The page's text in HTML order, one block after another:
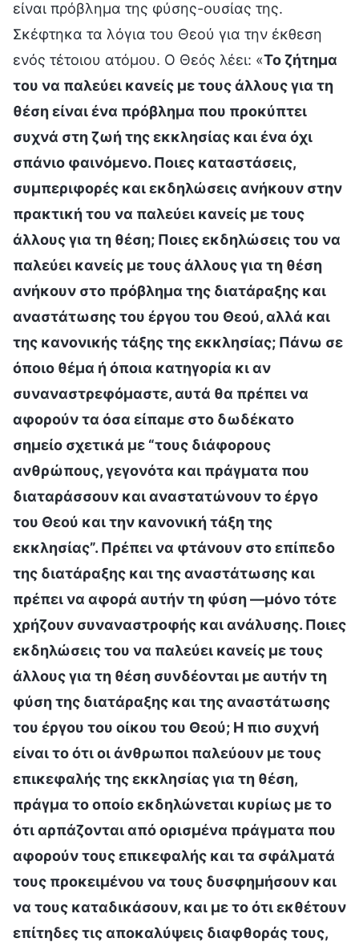
είναι πρόβλημα της φύσης-ουσίας της.
Σκέφτηκα τα λόγια του Θεού για την έκθεση
ενός τέτοιου ατόμου. Ο Θεός λέει: «Το ζήτημα
του να παλεύει κανείς με τους άλλους για τη
θέση είναι ένα πρόβλημα που προκύπτει
συχνά στη ζωή της εκκλησίας και ένα όχι
σπάνιο φαινόμενο. Ποιες καταστάσεις,
συμπεριφορές και εκδηλώσεις ανήκουν στην
πρακτική του να παλεύει κανείς με τους
άλλους για τη θέση; Ποιες εκδηλώσεις του να
παλεύει κανείς με τους άλλους για τη θέση
ανήκουν στο πρόβλημα της διατάραξης και
αναστάτωσης του έργου του Θεού, αλλά και
της κανονικής τάξης της εκκλησίας; Πάνω σε
όποιο θέμα ή όποια κατηγορία κι αν
συναναστρεφόμαστε, αυτά θα πρέπει να
αφορούν τα όσα είπαμε στο δωδέκατο
σημείο σχετικά με “τους διάφορους
ανθρώπους, γεγονότα και πράγματα που
διαταράσσουν και αναστατώνουν το έργο
του Θεού και την κανονική τάξη της
εκκλησίας”. Πρέπει να φτάνουν στο επίπεδο
της διατάραξης και της αναστάτωσης και
πρέπει να αφορά αυτήν τη φύση —μόνο τότε
χρήζουν συναναστροφής και ανάλυσης. Ποιες
εκδηλώσεις του να παλεύει κανείς με τους
άλλους για τη θέση συνδέονται με αυτήν τη
φύση της διατάραξης και της αναστάτωσης
του έργου του οίκου του Θεού; Η πιο συχνή
είναι το ότι οι άνθρωποι παλεύουν με τους
επικεφαλής της εκκλησίας για τη θέση,
πράγμα το οποίο εκδηλώνεται κυρίως με το
ότι αρπάζονται από ορισμένα πράγματα που
αφορούν τους επικεφαλής και τα σφάλματά
τους προκειμένου να τους δυσφημήσουν και
να τους καταδικάσουν, και με το ότι εκθέτουν
επίτηδες τις αποκαλύψεις διαφθοράς τους,